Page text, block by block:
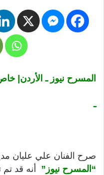
المسرح نيوز ـ الأردن|
ـ
صرح الفنان علي عليان
“المسرح نيوز”
أنه قد